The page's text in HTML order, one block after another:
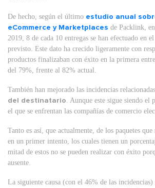
De hecho, según el último estudio anual
eCommerce y Marketplaces de Packlink,
2019, 8 de cada 10 entregas se han efectuado en
previsto. Este dato ha crecido ligeramente con
productos finalizaban con éxito en la primera
del 79%, frente al 82% actual.
También han mejorado las incidencias
del destinatario . Aunque este sigue siendo
el que se enfrentan las compañías de comercio
Tanto es así, que actualmente, de los paquetes
en un primer intento, los cuales tienen un
mitad de estos no se pueden realizar con éxito
ausente.
La siguiente causa (con el 46% de las incidencias)